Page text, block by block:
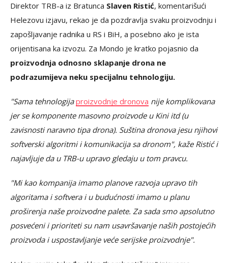
Direktor TRB-a iz Bratunca Slaven Ristić, komentarišući
Helezovu izjavu, rekao je da pozdravlja svaku proizvodnju i
zapošljavanje radnika u RS i BiH, a posebno ako je ista
orijentisana ka izvozu. Za Mondo je kratko pojasnio da
proizvodnja odnosno sklapanje drona ne
podrazumijeva neku specijalnu tehnologiju.
"Sama tehnologijaproizvodnje dronova nije komplikovana
jer se komponente masovno proizvode u Kini itd (u
zavisnosti naravno tipa drona). Suština dronova jesu njihovi
softverski algoritmi i komunikacija sa dronom", kaže Ristić i
najavljuje da u TRB-u upravo gledaju u tom pravcu.
"Mi kao kompanija imamo planove razvoja upravo tih
algoritama i softvera i u budućnosti imamo u planu
proširenja naše proizvodne palete. Za sada smo apsolutno
posvećeni i prioriteti su nam usavršavanje naših postojećih
proizvoda i uspostavljanje veće serijske proizvodnje".